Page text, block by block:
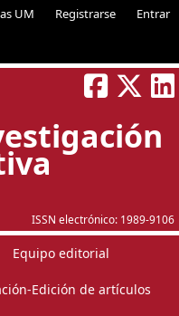
UM Registrarse Entrar
ISSN electrónico: 1989-9106
Equipo editorial
Edición de artículos